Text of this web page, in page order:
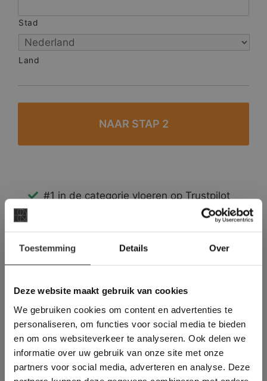
Toestemming Details Over
Deze website maakt gebruik van cookies
We gebruiken cookies om content en advertenties te
personaliseren, om functies voor social media te bieden
en om ons websiteverkeer te analyseren. Ook delen we
informatie over uw gebruik van onze site met onze
partners voor social media, adverteren en analyse. Deze
Stad
Land
#1 in de categorie vloeren op Trustpilot
Binnen 24 uur een passende offerte
Meer dan 500 m2 showroom
Deze website maakt
gebruik van cookies.
This Cookie Banner was deleted and is no
longer working. Please contact the website
administrator.
Deze website gebruikt cookies om de
gebruikerservaring te verbeteren. Door
gebruik te maken van onze website geeft u
toestemming voor alle cookies in
overeenstemming met ons cookiebeleid.Lees
verder